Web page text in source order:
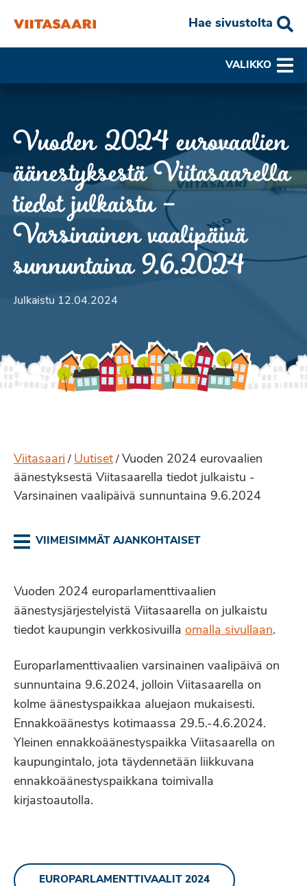
Hae sivustolta
VALIKKO
Vuoden 2024 eurovaalien
äänestyksestä Viitasaarella
tiedot julkaistu –
Varsinainen vaalipäivä
sunnuntaina 9.6.2024
Julkaistu 12.04.2024
Viitasaari / Uutiset / Vuoden 2024 eurovaalien
äänestyksestä Viitasaarella tiedot julkaistu -
Varsinainen vaalipäivä sunnuntaina 9.6.2024
VIIMEISIMMÄT AJANKOHTAISET
Vuoden 2024 europarlamenttivaalien
äänestysjärjestelyistä Viitasaarella on julkaistu
tiedot kaupungin verkkosivuilla omalla sivullaan.
Europarlamenttivaalien varsinainen vaalipäivä on
sunnuntaina 9.6.2024, jolloin Viitasaarella on
kolme äänestyspaikkaa aluejaon mukaisesti.
Ennakkoäänestys kotimaassa 29.5.-4.6.2024.
Yleinen ennakkoäänestyspaikka Viitasaarella on
kaupungintalo, jota täydennetään liikkuvana
ennakkoäänestyspaikkana toimivalla
kirjastoautolla.
EUROPARLAMENTTIVAALIT 2024